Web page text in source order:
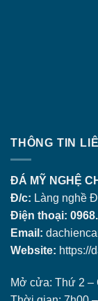
THÔNG TIN
ĐÁ MỸ NGHỆ
Đ/c: Làng nghề
Điện thoại:
Email:
Website: https://
Mở cửa: Thứ 2 –